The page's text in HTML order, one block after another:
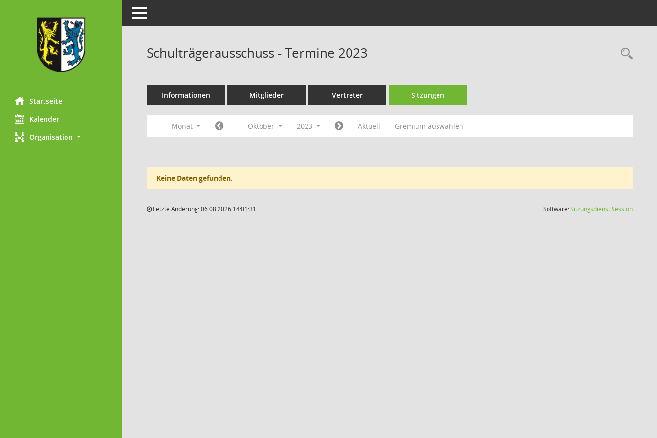
Startseite
Kalender
Organisation
Toggle navigation
Schulträgerausschuss - Termine 2023
Informationen Mitglieder Vertreter Sitzungen
Monat Oktober 2023 Aktuell Gremium auswählen
Keine Daten gefunden.
Letzte Änderung: 06.08.2026 14:01:31 Software:SitzungsdienstSession(Wird in